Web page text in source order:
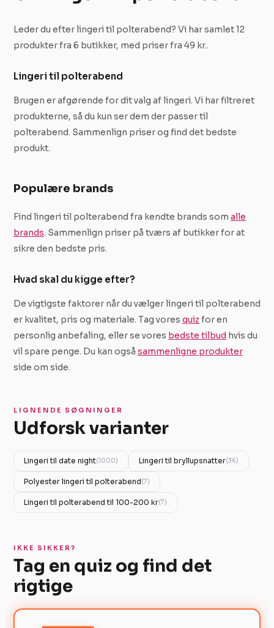
Leder du efter lingeri til polterabend? Vi har samlet 12
produkter fra 6 butikker, med priser fra 49 kr..
Lingeri til polterabend
Brugen er afgørende for dit valg af lingeri. Vi har filtreret
produkterne, så du kun ser dem der passer til
polterabend. Sammenlign priser og find det bedste
produkt.
Populære brands
Find lingeri til polterabend fra kendte brands som alle
brands. Sammenlign priser på tværs af butikker for at
sikre den bedste pris.
Hvad skal du kigge efter?
De vigtigste faktorer når du vælger lingeri til polterabend
er kvalitet, pris og materiale. Tag vores quiz for en
personlig anbefaling, eller se vores bedste tilbud hvis du
vil spare penge. Du kan også sammenligne produkter
side om side.
LIGNENDE SØGNINGER
Udforsk varianter
Lingeri til date night(1000) Lingeri til bryllupsnatter(36)
Polyester lingeri til polterabend(7)
Lingeri til polterabend til 100-200 kr(7)
IKKE SIKKER?
Tag en quiz og find det
rigtige